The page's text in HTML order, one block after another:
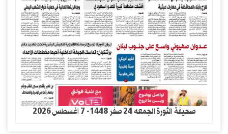
صحيفة الثورة الجمعه 24 صفر 1448- 7 اغسطس 2026